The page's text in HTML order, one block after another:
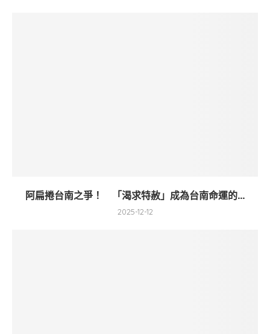
阿扁捲台南之爭！ 「渴求特赦」成為台南命運的...
2025-12-12